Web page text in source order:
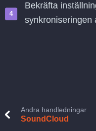
Bekräfta
synkroniseringen
Andra handledningar
SoundCloud